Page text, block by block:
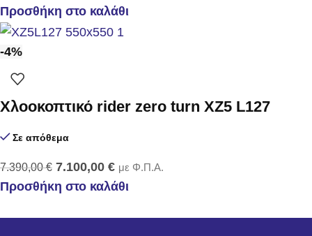
Προσθήκη στο καλάθι
-4%
Χλοοκοπτικό rider zero turn XZ5 L127
Σε απόθεμα
7.390,00€ 7.100,00 € με Φ.Π.Α.
Προσθήκη στο καλάθι